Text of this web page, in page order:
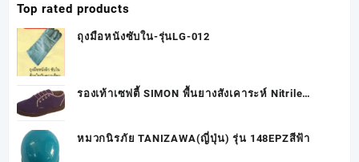
Top rated products
ถุงมือหนังซับใน-รุ่นLG-012
รองเท้าเซฟตี้ SIMON พื้นยางสังเคาระห์ Nitrile
หมวกนิรภัย TANIZAWA(ญี่ปุ่น) รุ่น 148EPZสีฟ้า